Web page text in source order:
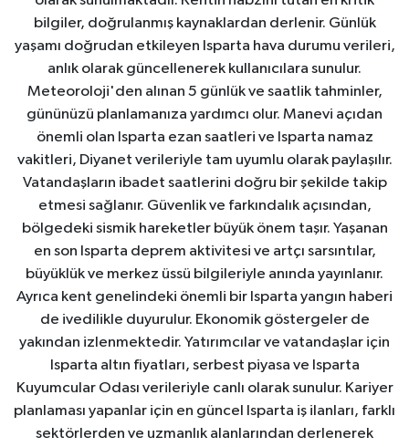
bilgiler, doğrulanmış kaynaklardan derlenir. Günlük
yaşamı doğrudan etkileyen Isparta hava durumu verileri,
anlık olarak güncellenerek kullanıcılara sunulur.
Meteoroloji'den alınan 5 günlük ve saatlik tahminler,
gününüzü planlamanıza yardımcı olur. Manevi açıdan
önemli olan Isparta ezan saatleri ve Isparta namaz
vakitleri, Diyanet verileriyle tam uyumlu olarak paylaşılır.
Vatandaşların ibadet saatlerini doğru bir şekilde takip
etmesi sağlanır. Güvenlik ve farkındalık açısından,
bölgedeki sismik hareketler büyük önem taşır. Yaşanan
en son Isparta deprem aktivitesi ve artçı sarsıntılar,
büyüklük ve merkez üssü bilgileriyle anında yayınlanır.
Ayrıca kent genelindeki önemli bir Isparta yangın haberi
de ivedilikle duyurulur. Ekonomik göstergeler de
yakından izlenmektedir. Yatırımcılar ve vatandaşlar için
Isparta altın fiyatları, serbest piyasa ve Isparta
Kuyumcular Odası verileriyle canlı olarak sunulur. Kariyer
planlaması yapanlar için en güncel Isparta iş ilanları, farklı
sektörlerden ve uzmanlık alanlarından derlenerek